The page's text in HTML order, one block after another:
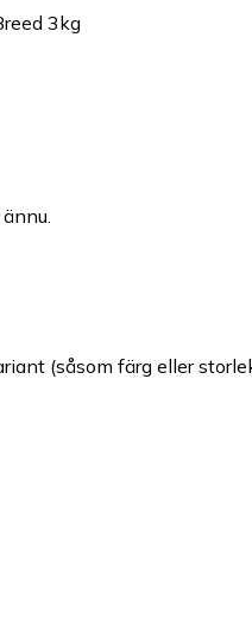
3kg
(såsom färg eller